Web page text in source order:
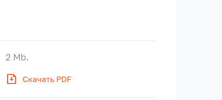
Скачать PDF
2 Mb.